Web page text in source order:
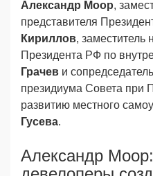
Александр Моор,
представителя
Кириллов, заместитель
Президента РФ по
Грачев и
президиума Совета при
развитию местного
Гусева.
Александр